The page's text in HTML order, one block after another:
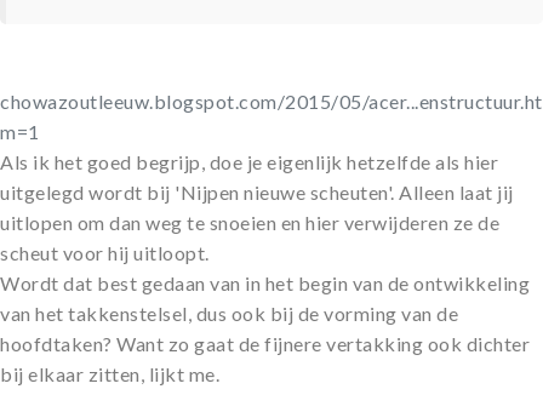
chowazoutleeuw.blogspot.com/2015/05/
m=1
Als ik het goed begrijp, doe je eigenlijk hetzelfde als hier
uitgelegd wordt bij 'Nijpen nieuwe scheuten'. Alleen laat jij
uitlopen om dan weg te snoeien en hier verwijderen ze de
scheut voor hij uitloopt.
Wordt dat best gedaan van in het begin van de ontwikkeling
van het takkenstelsel, dus ook bij de vorming van de
hoofdtaken? Want zo gaat de fijnere vertakking ook dichter
bij elkaar zitten, lijkt me.